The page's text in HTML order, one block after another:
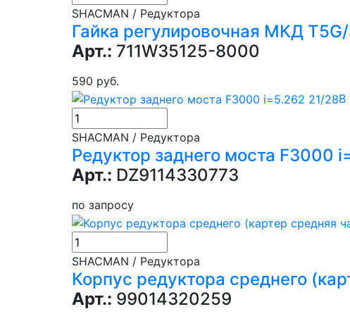
SHACMAN / Редуктора
Гайка регулировочная МКД
Арт.: 711W35125-8000
590 руб.
В
SHACMAN / Редуктора
Редуктор заднего моста F3000
Арт.: DZ9114330773
по запросу
SHACMAN / Редуктора
Корпус редуктора среднего
Арт.: 99014320259